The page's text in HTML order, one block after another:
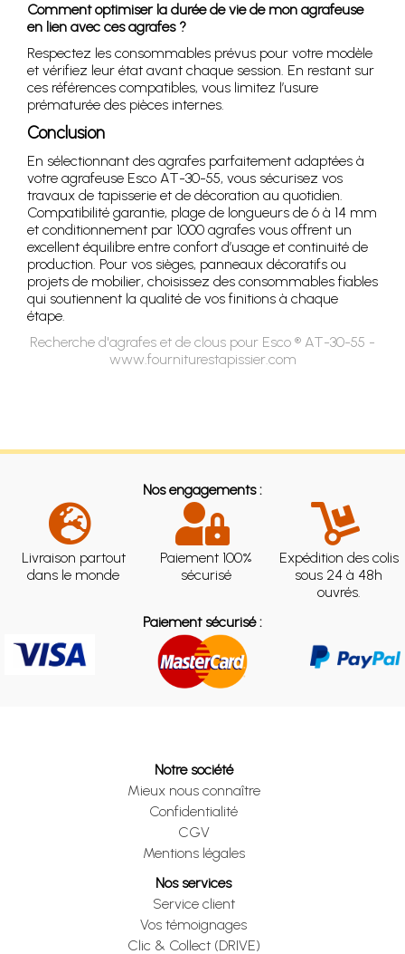
Comment optimiser la durée de vie de mon agrafeuse
en lien avec ces agrafes ?
Respectez les consommables prévus pour votre modèle
et vérifiez leur état avant chaque session. En restant sur
ces références compatibles, vous limitez l’usure
prématurée des pièces internes.
Conclusion
En sélectionnant des agrafes parfaitement adaptées à
votre agrafeuse Esco AT-30-55, vous sécurisez vos
travaux de tapisserie et de décoration au quotidien.
Compatibilité garantie, plage de longueurs de 6 à 14 mm
et conditionnement par 1000 agrafes vous offrent un
excellent équilibre entre confort d’usage et continuité de
production. Pour vos sièges, panneaux décoratifs ou
projets de mobilier, choisissez des consommables fiables
qui soutiennent la qualité de vos finitions à chaque
étape.
Recherche d'agrafes et de clous pour Esco ® AT-30-55 -
www.fourniturestapissier.com
Nos engagements :
Livraison partout
dans le monde
Paiement 100%
sécurisé
Expédition des colis
sous 24 à 48h
ouvrés.
Paiement sécurisé :
Notre société
Mieux nous connaître
Confidentialité
CGV
Mentions légales
Nos services
Service client
Vos témoignages
Clic & Collect (DRIVE)